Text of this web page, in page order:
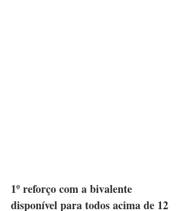
1º reforço com a bivalente
disponível para todos acima de 12